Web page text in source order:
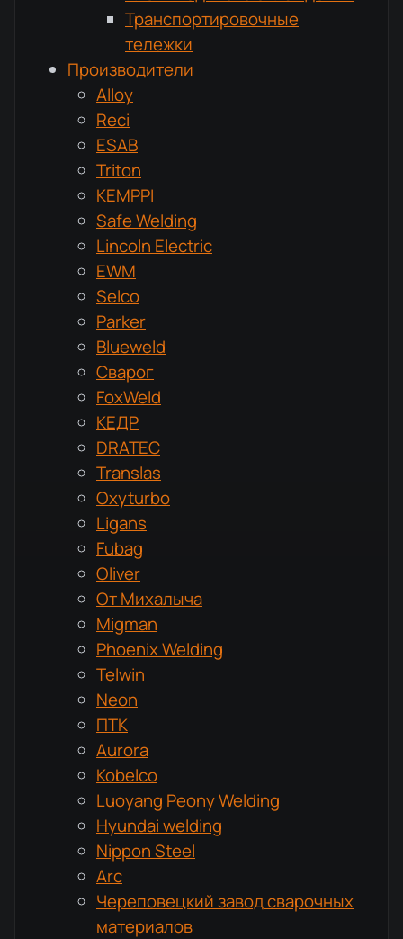
Транспортировочные
тележки
Производители
Alloy
Reci
ESAB
Triton
KEMPPI
Safe Welding
Lincoln Electric
EWM
Selco
Parker
Blueweld
Сварог
FoxWeld
КЕДР
DRATEC
Translas
Oxyturbo
Ligans
Fubag
Oliver
От Михалыча
Migman
Phoenix Welding
Telwin
Neon
ПТК
Aurora
Kobelco
Luoyang Peony Welding
Hyundai welding
Nippon Steel
Arc
Череповецкий завод сварочных
материалов